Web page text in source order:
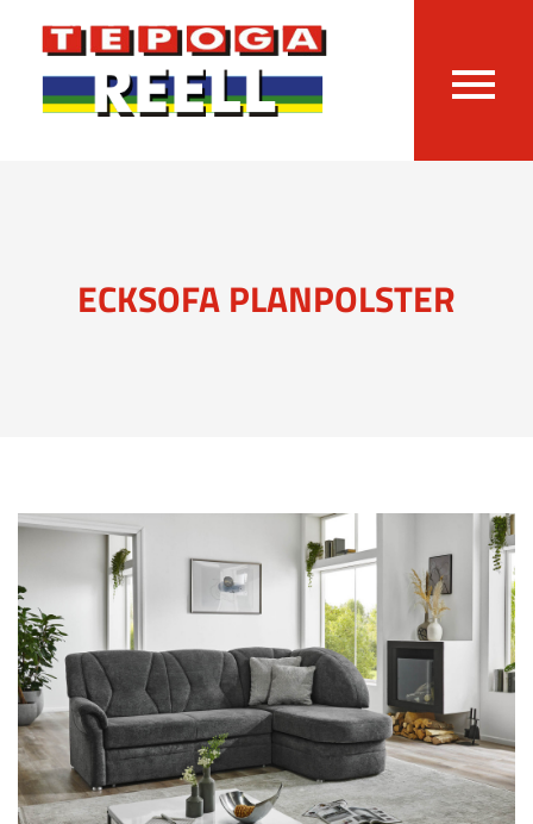
ECKSOFA PLANPOLSTER